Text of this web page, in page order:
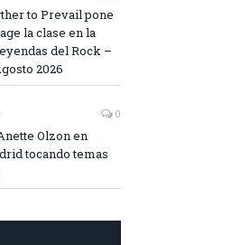
to Prevail pone
la clase en la
del Rock –
2026
0
Olzon en
tocando temas